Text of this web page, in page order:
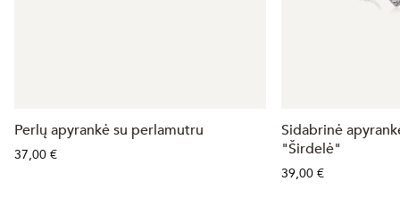
Perlų apyrankė su perlamutru
37,00 €
Sidabrinė
"Širdelė"
39,00 €